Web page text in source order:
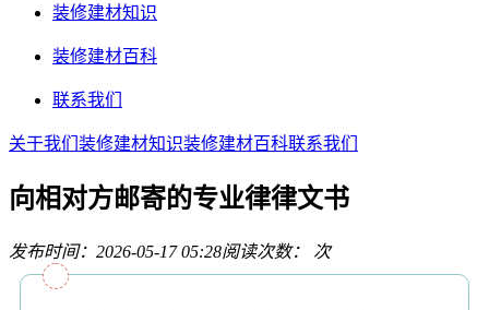
装修建材知识
装修建材百科
联系我们
关于我们 装修建材知识装修建材百科联系我们
向相对方邮寄的专业律律文书
发布时间：2026-05-17 05:28阅读次数： 次